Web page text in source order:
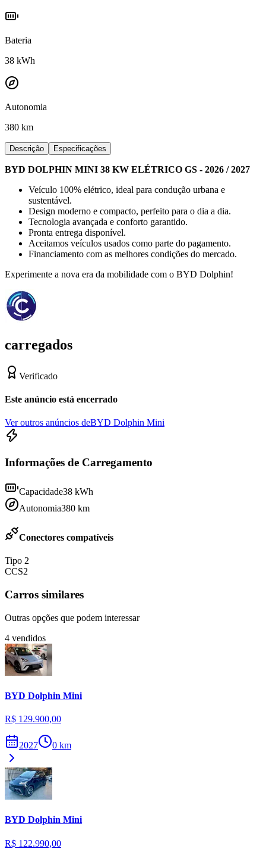
Bateria
38 kWh
Autonomia
380 km
Descrição Especificações
BYD DOLPHIN MINI 38 KW ELÉTRICO GS - 2026 / 2027
Veículo 100% elétrico, ideal para condução urbana e
sustentável.
Design moderno e compacto, perfeito para o dia a dia.
Tecnologia avançada e conforto garantido.
Pronta entrega disponível.
Aceitamos veículos usados como parte do pagamento.
Financiamento com as melhores condições do mercado.
Experimente a nova era da mobilidade com o BYD Dolphin!
carregados
Verificado
Este anúncio está encerrado
Ver outros anúncios deBYD Dolphin Mini
Informações de Carregamento
Capacidade38 kWh
Autonomia380 km
Conectores compatíveis
Tipo 2
CCS2
Carros similares
Outras opções que podem interessar
4 vendidos
BYD Dolphin Mini
R$ 129.900,00
2027 0 km
BYD Dolphin Mini
R$ 122.990,00